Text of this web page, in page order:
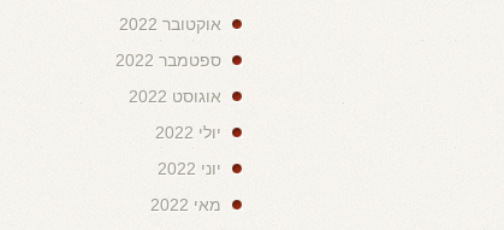
אוקטובר 2022
ספטמבר 2022
אוגוסט 2022
יולי 2022
יוני 2022
מאי 2022